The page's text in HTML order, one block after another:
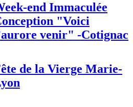
end Immaculée
"Voici
venir" -Cotignac
de la Vierge Marie-